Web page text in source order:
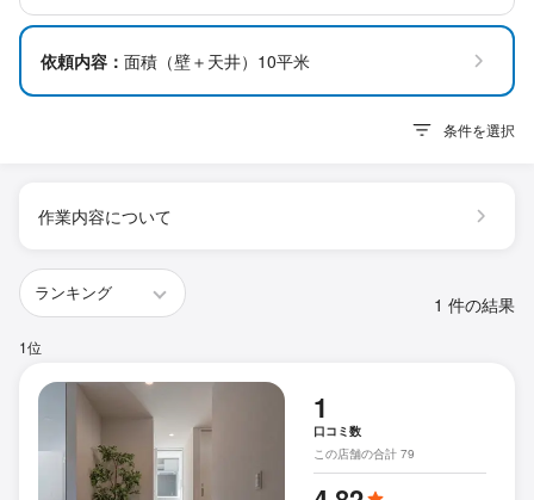
依頼内容： 面積（壁＋天井）10平米
条件を選択
作業内容について
1 件の結果
1位
1
口コミ数
この店舗の合計 79